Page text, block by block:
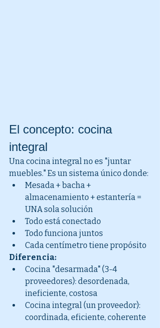
El concepto: cocina
integral
Una cocina integral no es "juntar
muebles." Es un sistema único donde:
Mesada + bacha +
almacenamiento + estantería =
UNA sola solución
Todo está conectado
Todo funciona juntos
Cada centímetro tiene propósito
Diferencia:
Cocina "desarmada" (3-4
proveedores): desordenada,
ineficiente, costosa
Cocina integral (un proveedor):
coordinada, eficiente, coherente